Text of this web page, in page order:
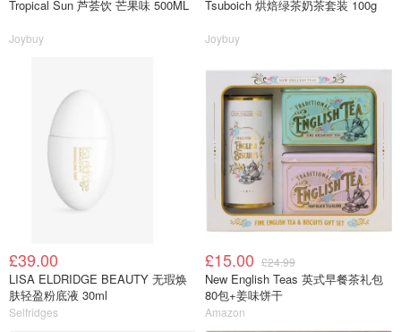
Tropical Sun 芦荟饮 芒果味 500ML
Joybuy
Tsuboich 烘焙绿茶奶茶套装 100g
Joybuy
£39.00
LISA ELDRIDGE BEAUTY 无瑕焕
肤轻盈粉底液 30ml
Selfridges
£15.00 £24.99
New English Teas 英式早餐茶礼包
80包+姜味饼干
Amazon